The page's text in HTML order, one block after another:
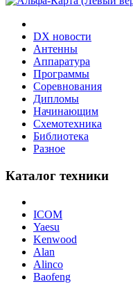
DX новости
Антенны
Аппаратура
Программы
Соревнования
Дипломы
Начинающим
Схемотехника
Библиотека
Разное
Каталог техники
ICOM
Yaesu
Kenwood
Alan
Alinco
Baofeng